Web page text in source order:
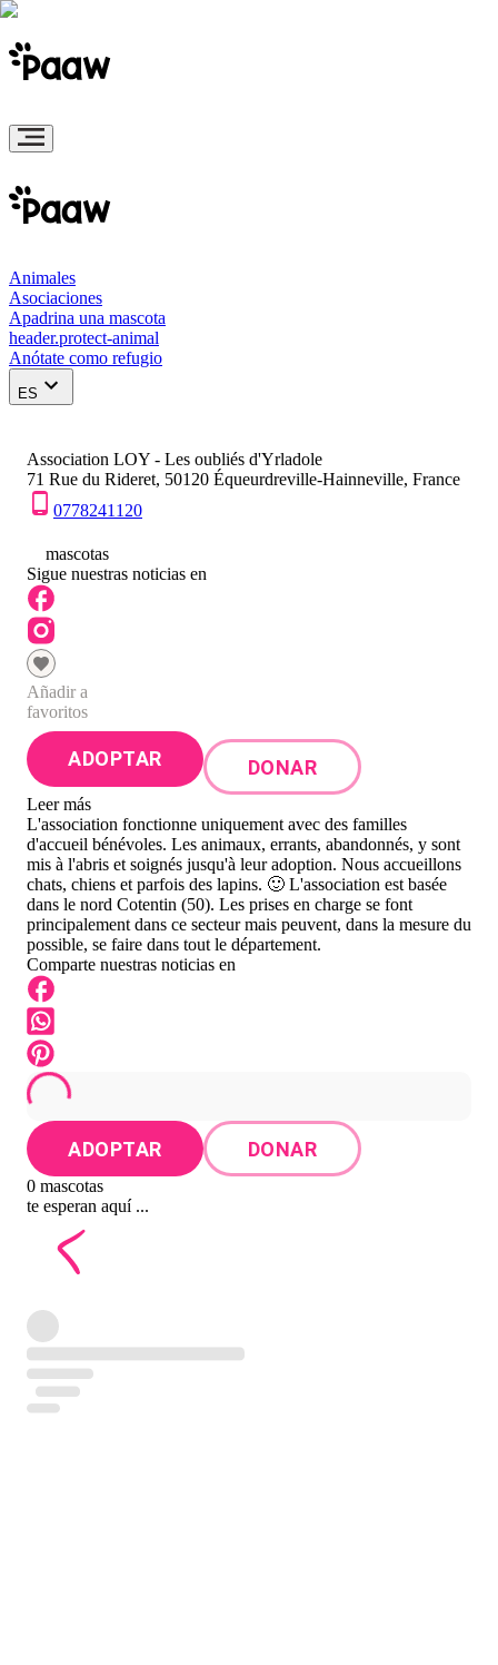
Animales
Asociaciones
Apadrina una mascota
header.protect-animal
Anótate como refugio
ES
Association LOY - Les oubliés d'Yrladole
71 Rue du Rideret, 50120 Équeurdreville-Hainneville, France
0778241120
mascotas
Sigue nuestras noticias en
Añadir a
favoritos
ADOPTAR DONAR
Leer más
L'association fonctionne uniquement avec des familles
d'accueil bénévoles. Les animaux, errants, abandonnés, y sont
mis à l'abris et soignés jusqu'à leur adoption. Nous accueillons
chats, chiens et parfois des lapins. 🙂 L'association est basée
dans le nord Cotentin (50). Les prises en charge se font
principalement dans ce secteur mais peuvent, dans la mesure du
possible, se faire dans tout le département.
Comparte nuestras noticias en
ADOPTAR DONAR
0 mascotas
te esperan aquí ...